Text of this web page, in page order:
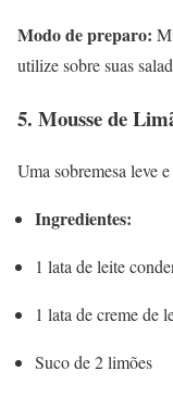
Modo de preparo:
utilize sobre suas
5. Mousse de
Uma sobremesa leve
Ingredientes:
1 lata de leite
1 lata de creme de
Suco de 2 limões